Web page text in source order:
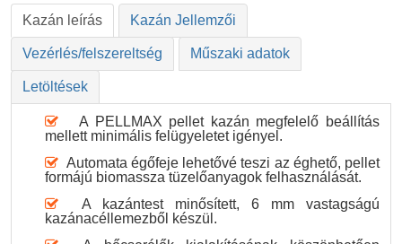
Kazán leírás Kazán Jellemzői
Vezérlés/felszereltség Műszaki adatok
Letöltések
A PELLMAX pellet kazán megfelelő beállítás
mellett minimális felügyeletet igényel.
Automata égőfeje lehetővé teszi az éghető, pellet
formájú biomassza tüzelőanyagok felhasználását.
A kazántest minősített, 6 mm vastagságú
kazánacéllemezből készül.